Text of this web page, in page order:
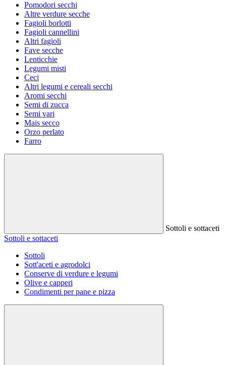
Pomodori secchi
Altre verdure secche
Fagioli borlotti
Fagioli cannellini
Altri fagioli
Fave secche
Lenticchie
Legumi misti
Ceci
Altri legumi e cereali secchi
Aromi secchi
Semi di zucca
Semi vari
Mais secco
Orzo perlato
Farro
Sottoli e sottaceti
Sottoli e sottaceti
Sottoli
Sott'aceti e agrodolci
Conserve di verdure e legumi
Olive e capperi
Condimenti per pane e pizza